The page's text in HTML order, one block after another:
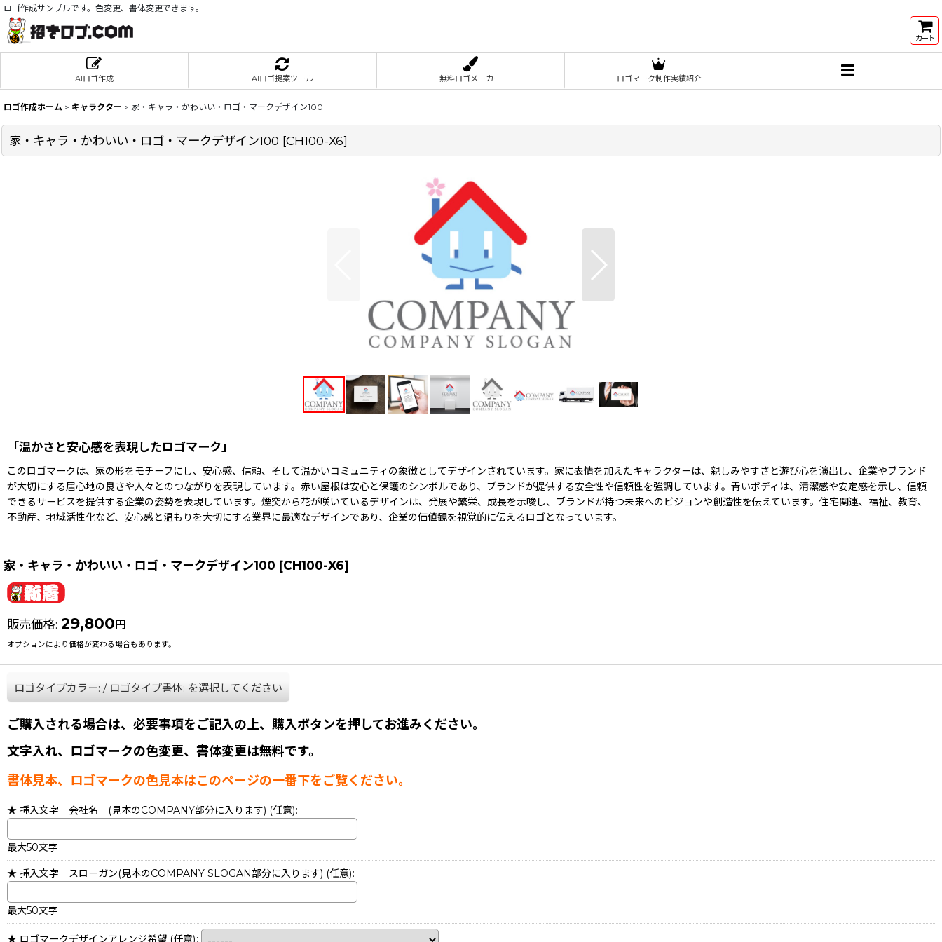
ロゴ作成サンプルです。色変更、書体変更できます。
カート
AIロゴ作成 AIロゴ提案ツール 無料ロゴメーカー ロゴマーク制作実績紹介
ロゴ作成ホーム > キャラクター > 家・キャラ・かわいい・ロゴ・マークデザイン100
家・キャラ・かわいい・ロゴ・マークデザイン100 [CH100-X6]
「温かさと安心感を表現したロゴマーク」
このロゴマークは、家の形をモチーフにし、安心感、信頼、そして温かいコミュニティの象徴としてデザインされています。家に表情を加えたキャラクターは、親しみやすさと遊び心を演出し、企業やブランド
が大切にする居心地の良さや人々とのつながりを表現しています。赤い屋根は安心と保護のシンボルであり、ブランドが提供する安全性や信頼性を強調しています。青いボディは、清潔感や安定感を示し、信頼
できるサービスを提供する企業の姿勢を表現しています。煙突から花が咲いているデザインは、発展や繁栄、成長を示唆し、ブランドが持つ未来へのビジョンや創造性を伝えています。住宅関連、福祉、教育、
不動産、地域活性化など、安心感と温もりを大切にする業界に最適なデザインであり、企業の価値観を視覚的に伝えるロゴとなっています。
家・キャラ・かわいい・ロゴ・マークデザイン100 [CH100-X6]
販売価格: 29,800 円
オプションにより価格が変わる場合もあります。
ロゴタイプカラー: / ロゴタイプ書体: を選択してください
ご購入される場合は、必要事項をご記入の上、購入ボタンを押してお進みください。
文字入れ、ロゴマークの色変更、書体変更は無料です。
書体見本、ロゴマークの色見本はこのページの一番下をご覧ください。
★ 挿入文字 会社名 (見本のCOMPANY部分に入ります) (任意):
最大50文字
★ 挿入文字 スローガン(見本のCOMPANY SLOGAN部分に入ります) (任意):
最大50文字
★ ロゴマークデザインアレンジ希望 (任意):